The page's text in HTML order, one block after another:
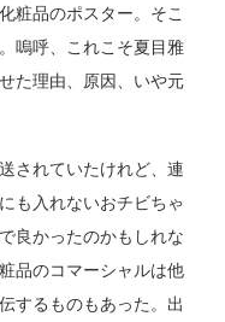
粧品のポスター。そこ
嗚呼、これこそ夏目雅
た理由、原因、いや元
されていたけれど、連
も入れないおチビちゃ
良かったのかもしれな
品のコマーシャルは他
するものもあった。出